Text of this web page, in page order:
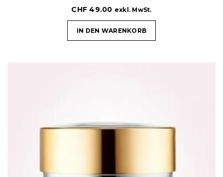
CHF 49.00 exkl. MwSt.
IN DEN WARENKORB